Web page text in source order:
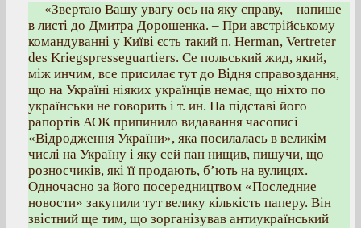
«Звертаю Вашу увагу ось на яку справу, – напише
в листі до Дмитра Дорошенка. – При австрійському
командуванні у Київі єсть такий п. Herman, Vertreter
des Kriegspresseguartiers. Се польський жид, який,
між инчим, все присилає тут до Відня справоздання,
що на Україні ніяких українців немає, що ніхто по
українськи не говорить і т. ин. На підставі його
рапортів АОК припинило видавання часописі
«Відродження України», яка посилалась в великім
числі на Україну і яку сей пан нищив, пишучи, що
розносчиків, які її продають, б’ють на вулицях.
Одночасно за його посередництвом «Последние
новости» закупили тут велику кількість паперу. Він
звістний ще тим, що зорганізував антиукраїнський